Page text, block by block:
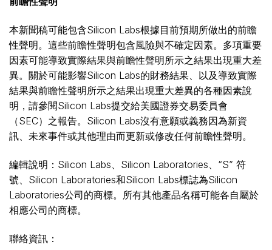
本新聞稿可能包含Silicon Labs根據目前預期所做出的前瞻
性聲明。這些前瞻性聲明包含風險與不確定因素。多項重要
因素可能導致實際結果與前瞻性聲明所示之結果出現重大差
異。關於可能影響Silicon Labs的財務結果、以及導致實際
結果與前瞻性聲明所示之結果出現重大差異的各種因素說
明，請參閱Silicon Labs提交給美國證券交易委員會
（SEC）之報告。Silicon Labs沒有意願或義務因為新資
訊、未來事件或其他理由而更新或修改任何前瞻性聲明。
編輯說明：Silicon Labs、Silicon Laboratories、“S” 符
號、Silicon Laboratories和Silicon Labs標誌為Silicon
Laboratories公司的商標。所有其他產品名稱可能各自屬於
相應公司的商標。
聯絡資訊：